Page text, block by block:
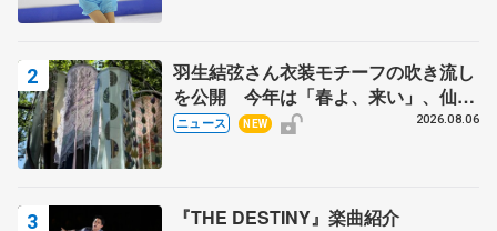
羽生結弦さん衣装モチーフの吹き流し
を公開 今年は「春よ、来い」、仙台
の瑞鳳殿
ニュース NEW 2026.08.06
『THE DESTINY』楽曲紹介